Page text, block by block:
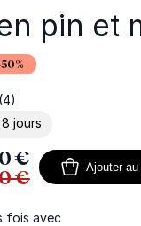
pin et
(4)
jours
€
€
Ajouter au
fois avec